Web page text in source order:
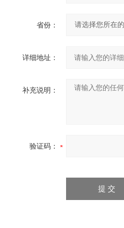
省份：
详细地址：
补充说明：
验证码：